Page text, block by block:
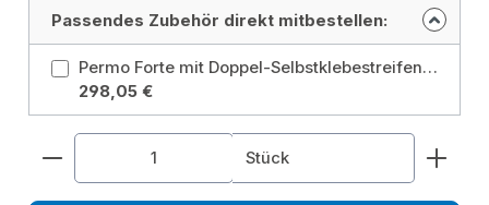
Passendes Zubehör direkt mitbestellen:
Permo Forte mit Doppel-Selbstklebestreifen, Breite 1,50m, Länge 50m Ausführung: mit Doppel-Selbstklebestreifen
298,05 €
Produkt Anzahl: Gib den gewünschten Wert
Stück